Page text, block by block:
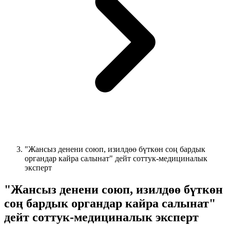
"Жансыз денени союп, изилдөө бүткөн соң бардык
органдар кайра салынат" дейт соттук-медициналык
эксперт
"Жансыз денени союп, изилдөө бүткөн
соң бардык органдар кайра салынат"
дейт соттук-медициналык эксперт